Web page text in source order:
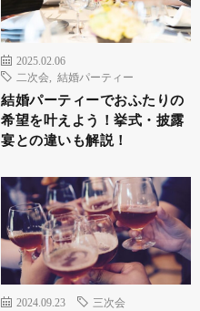
2025.02.06
二次会
結婚パーティー
結婚パーティーでおふたりの
希望を叶えよう！挙式・披露
宴との違いも解説！
2024.09.23 三次会